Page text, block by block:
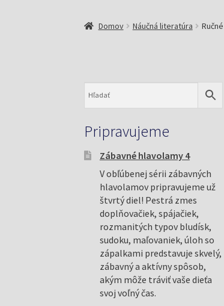
Domov Náučná literatúra
Pripravujeme
Zábavné hlavolamy 4
V obľúbenej sérii zábavných
hlavolamov pripravujeme už
štvrtý diel! Pestrá zmes
doplňovačiek, spájačiek,
rozmanitých typov bludísk,
sudoku, maľovaniek, úloh so
zápalkami predstavuje skvelý,
zábavný a aktívny spôsob,
akým môže tráviť vaše dieťa
svoj voľný čas.